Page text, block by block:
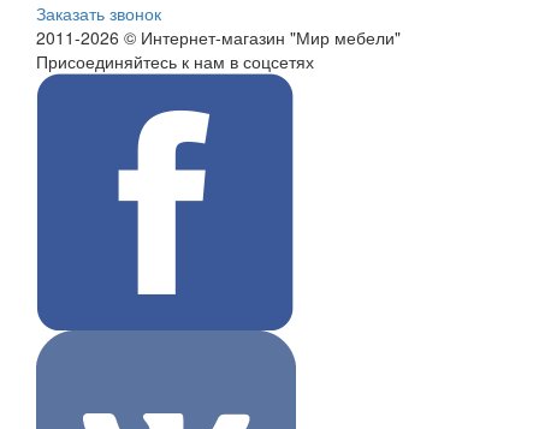
Заказать звонок
2011-2026 © Интернет-магазин "Мир мебели"
Присоединяйтесь к нам в соцсетях